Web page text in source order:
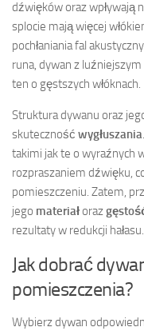
dźwięków oraz wpływają
splocie mają więcej
pochłaniania fal
runa, dywan z
ten o gęstszych włóknach.
Struktura dywanu oraz
skuteczność wygłuszania
takimi jak te o wyraźnych
rozpraszaniem dźwięku,
pomieszczeniu. Zatem,
jego materiałoraz
rezultaty w redukcji hałasu.
Jak dobrać
pomieszczenia?
Wybierz dywan